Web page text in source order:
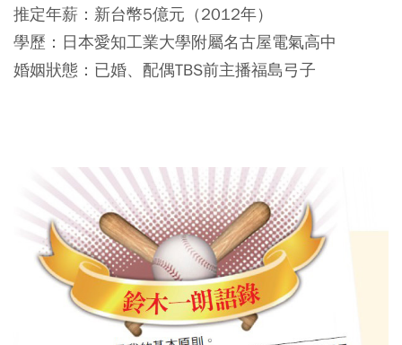
推定年薪：新台幣5億元（2012年）
學歷：日本愛知工業大學附屬名古屋電氣高中
婚姻狀態：已婚、配偶TBS前主播福島弓子